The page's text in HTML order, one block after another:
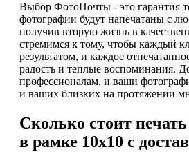
Выбор ФотоПочты - это гарантия
фотографии будут напечатаны с
получив вторую жизнь в
стремимся к тому, чтобы каждый
результатом, и каждое
радость и теплые воспоминания.
профессионалам, и ваши
и ваших близких на протяжении
Сколько стоит
в рамке 10х10 с